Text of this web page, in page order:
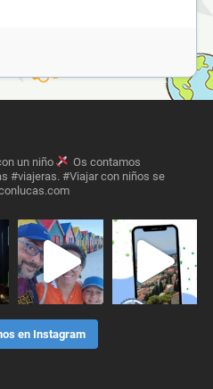
un niño
Os contamos
#viajeras. #Viajar con niños se
en Instagram